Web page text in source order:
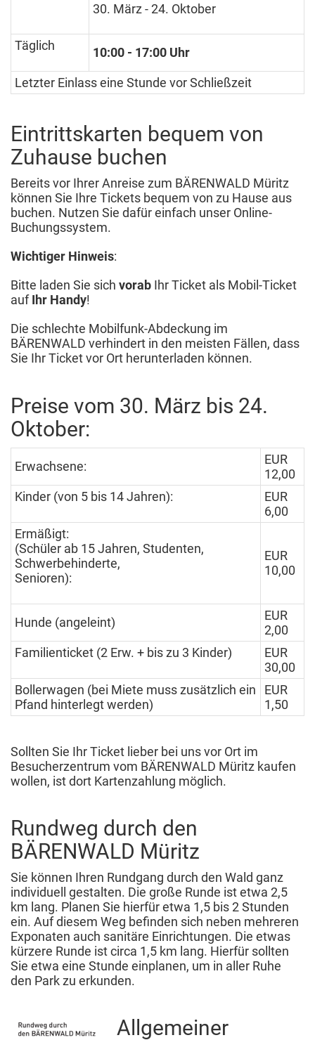
30. März - 24. Oktober
Täglich 10:00 - 17:00 Uhr
Letzter Einlass eine Stunde vor Schließzeit
Eintrittskarten bequem von
Zuhause buchen
Bereits vor Ihrer Anreise zum BÄRENWALD Müritz
können Sie Ihre Tickets bequem von zu Hause aus
buchen. Nutzen Sie dafür einfach unser Online-
Buchungssystem.
Wichtiger Hinweis:
Bitte laden Sie sich vorab Ihr Ticket als Mobil-Ticket
aufIhr Handy!
Die schlechte Mobilfunk-Abdeckung im
BÄRENWALD verhindert in den meisten Fällen, dass
Sie Ihr Ticket vor Ort herunterladen können.
Preise vom 30. März bis 24.
Oktober:
Erwachsene:
EUR
12,00
Kinder (von 5 bis 14 Jahren):
EUR
6,00
Ermäßigt:
(Schüler ab 15 Jahren, Studenten,
Schwerbehinderte,
Senioren):
EUR
10,00
Hunde (angeleint)
EUR
2,00
Familienticket (2 Erw. + bis zu 3 Kinder)
EUR
30,00
Bollerwagen (bei Miete muss zusätzlich ein
Pfand hinterlegt werden)
EUR
1,50
Sollten Sie Ihr Ticket lieber bei uns vor Ort im
Besucherzentrum vom BÄRENWALD Müritz kaufen
wollen, ist dort Kartenzahlung möglich.
Rundweg durch den
BÄRENWALD Müritz
Sie können Ihren Rundgang durch den Wald ganz
individuell gestalten. Die große Runde ist etwa 2,5
km lang. Planen Sie hierfür etwa 1,5 bis 2 Stunden
ein. Auf diesem Weg befinden sich neben mehreren
Exponaten auch sanitäre Einrichtungen. Die etwas
kürzere Runde ist circa 1,5 km lang. Hierfür sollten
Sie etwa eine Stunde einplanen, um in aller Ruhe
den Park zu erkunden.
Allgemeiner